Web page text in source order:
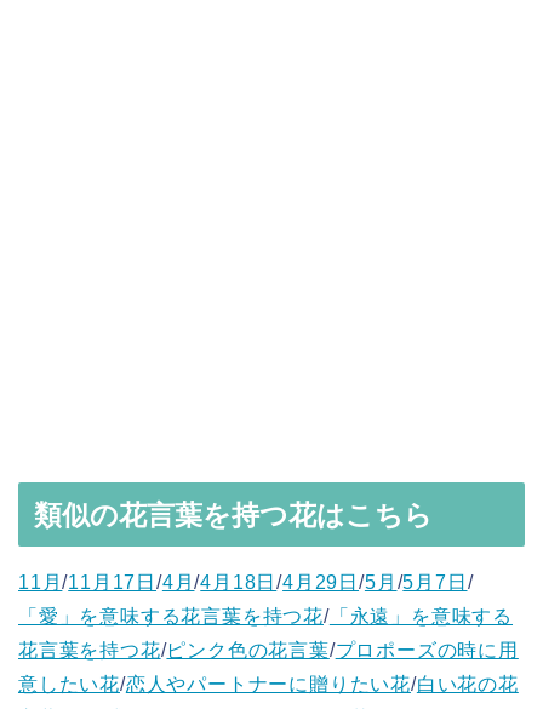
類似の花言葉を持つ花はこちら
11月/11月17日/4月/4月18日/4月29日/5月 /5月7日 /
「愛」を意味する花言葉を持つ花/「永遠」を意味する
花言葉を持つ花/ピンク色の花言葉/プロポーズの時に用
意したい花/恋人やパートナーに贈りたい花/白い花の花